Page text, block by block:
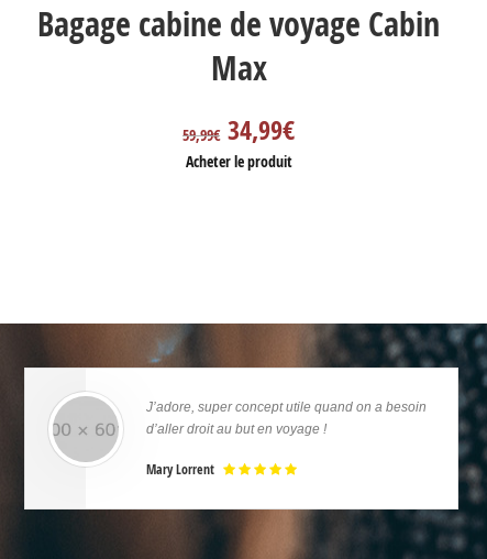
Bagage cabine de voyage Cabin
Max
59,99€ 34,99€
Acheter le produit
J’adore, super concept utile quand on a besoin
d’aller droit au but en voyage !
Mary Lorrent